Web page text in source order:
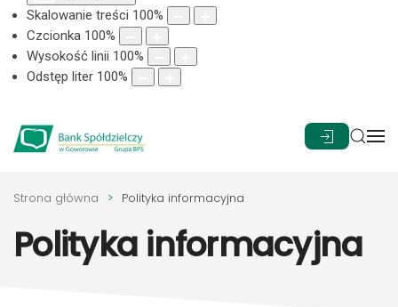
Skalowanie treści 100%
Czcionka 100%
Wysokość linii 100%
Odstęp liter 100%
Strona główna Polityka informacyjna
Polityka informacyjna